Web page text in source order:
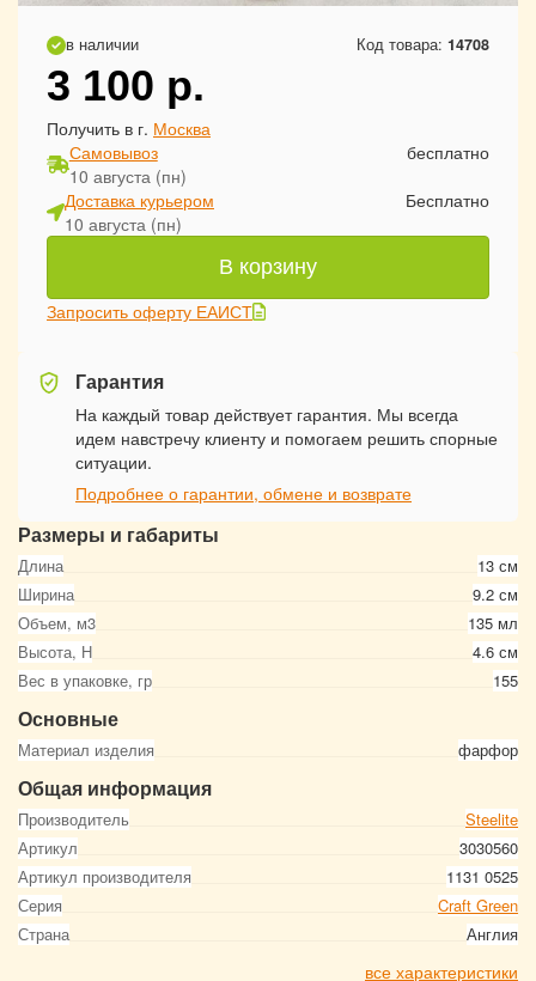
Размеры и габариты
Длина
13 см
Ширина
9.2 см
Объем, м3
135 мл
Высота, Н
4.6 см
Вес в упаковке, гр
155
Основные
Материал изделия фарфор
Общая информация
Производитель
Steelite
Артикул
3030560
Артикул производителя
1131 0525
Серия
Craft Green
Страна
Англия
все характеристики
в наличии Код товара: 14708
3 100 р.
Получить в г. Москва
Самовывоз
10 августа (пн)
бесплатно
Доставка курьером
10 августа (пн)
Бесплатно
В корзину
Запросить оферту ЕАИСТ
Гарантия
На каждый товар действует гарантия. Мы всегда
идем навстречу клиенту и помогаем решить спорные
ситуации.
Подробнее о гарантии, обмене и возврате